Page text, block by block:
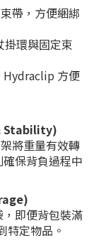
帶，方便綑綁
環與固定束
Hydraclip 方便
Stability)
將重量有效轉
保背負過程中
即便背包裝滿
特定物品。